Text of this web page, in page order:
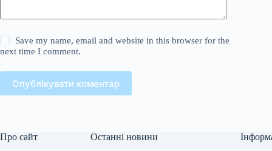
Save my name, email and website in this browser for the
next time I comment.
Опублікувати коментар
Про сайт Останні новини